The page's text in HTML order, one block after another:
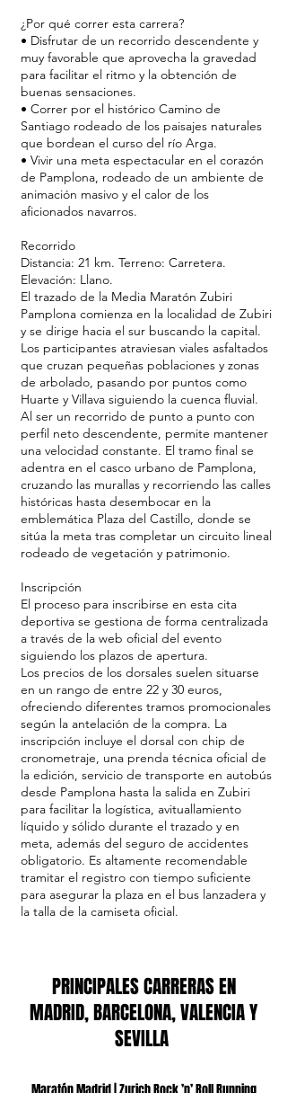
¿Por qué correr esta carrera?
• Disfrutar de un recorrido descendente y
muy favorable que aprovecha la gravedad
para facilitar el ritmo y la obtención de
buenas sensaciones.
• Correr por el histórico Camino de
Santiago rodeado de los paisajes naturales
que bordean el curso del río Arga.
• Vivir una meta espectacular en el corazón
de Pamplona, rodeado de un ambiente de
animación masivo y el calor de los
aficionados navarros.
Recorrido
Distancia: 21 km. Terreno: Carretera.
Elevación: Llano.
El trazado de la Media Maratón Zubiri
Pamplona comienza en la localidad de Zubiri
y se dirige hacia el sur buscando la capital.
Los participantes atraviesan viales asfaltados
que cruzan pequeñas poblaciones y zonas
de arbolado, pasando por puntos como
Huarte y Villava siguiendo la cuenca fluvial.
Al ser un recorrido de punto a punto con
perfil neto descendente, permite mantener
una velocidad constante. El tramo final se
adentra en el casco urbano de Pamplona,
cruzando las murallas y recorriendo las calles
históricas hasta desembocar en la
emblemática Plaza del Castillo, donde se
sitúa la meta tras completar un circuito lineal
rodeado de vegetación y patrimonio.
Inscripción
El proceso para inscribirse en esta cita
deportiva se gestiona de forma centralizada
a través de la web oficial del evento
siguiendo los plazos de apertura.
Los precios de los dorsales suelen situarse
en un rango de entre 22 y 30 euros,
ofreciendo diferentes tramos promocionales
según la antelación de la compra. La
inscripción incluye el dorsal con chip de
cronometraje, una prenda técnica oficial de
la edición, servicio de transporte en autobús
desde Pamplona hasta la salida en Zubiri
para facilitar la logística, avituallamiento
líquido y sólido durante el trazado y en
meta, además del seguro de accidentes
obligatorio. Es altamente recomendable
tramitar el registro con tiempo suficiente
para asegurar la plaza en el bus lanzadera y
la talla de la camiseta oficial.
PRINCIPALES CARRERAS EN
MADRID, BARCELONA, VALENCIA Y
SEVILLA